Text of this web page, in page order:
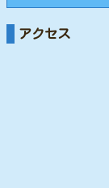
アクセス